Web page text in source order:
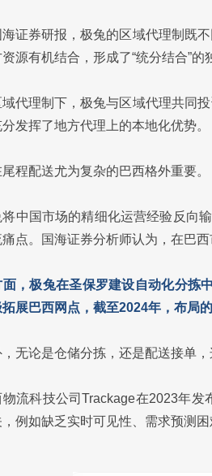
证券研报，极兔的区域代理制既
源有机结合，形成了“统分结合”的
代理制下，极兔与区域代理共同
发挥了地方代理上的本地化优势。
程配送尤为复杂的巴西格外重要。
中国市场的精细化运营经验反向
点。国海证券分析师认为，在巴
面，极兔在圣保罗建设自动化分拣
展巴西网点，截至2024年，布局
，无论是仓储分拣，还是配送接单
物流科技公司Trackage在2023年
例如缺乏实时可见性、需求预测